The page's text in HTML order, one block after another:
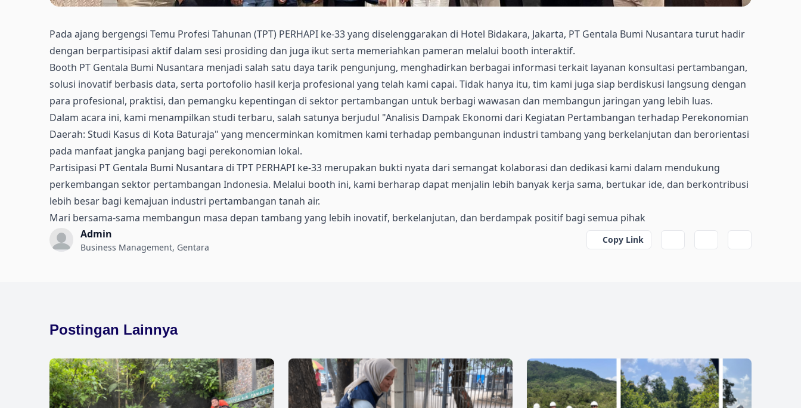
Pada ajang bergengsi Temu Profesi Tahunan (TPT) PERHAPI ke-33 yang diselenggarakan di Hotel Bidakara, Jakarta, PT Gentala Bumi Nusantara turut hadir
dengan berpartisipasi aktif dalam sesi prosiding dan juga ikut serta memeriahkan pameran melalui booth interaktif.
Booth PT Gentala Bumi Nusantara menjadi salah satu daya tarik pengunjung, menghadirkan berbagai informasi terkait layanan konsultasi pertambangan,
solusi inovatif berbasis data, serta portofolio hasil kerja profesional yang telah kami capai. Tidak hanya itu, tim kami juga siap berdiskusi langsung dengan
para profesional, praktisi, dan pemangku kepentingan di sektor pertambangan untuk berbagi wawasan dan membangun jaringan yang lebih luas.
Dalam acara ini, kami menampilkan studi terbaru, salah satunya berjudul "Analisis Dampak Ekonomi dari Kegiatan Pertambangan terhadap Perekonomian
Daerah: Studi Kasus di Kota Baturaja" yang mencerminkan komitmen kami terhadap pembangunan industri tambang yang berkelanjutan dan berorientasi
pada manfaat jangka panjang bagi perekonomian lokal.
Partisipasi PT Gentala Bumi Nusantara di TPT PERHAPI ke-33 merupakan bukti nyata dari semangat kolaborasi dan dedikasi kami dalam mendukung
perkembangan sektor pertambangan Indonesia. Melalui booth ini, kami berharap dapat menjalin lebih banyak kerja sama, bertukar ide, dan berkontribusi
lebih besar bagi kemajuan industri pertambangan tanah air.
Mari bersama-sama membangun masa depan tambang yang lebih inovatif, berkelanjutan, dan berdampak positif bagi semua pihak
Admin
Business Management, Gentara
Copy Link
Postingan Lainnya